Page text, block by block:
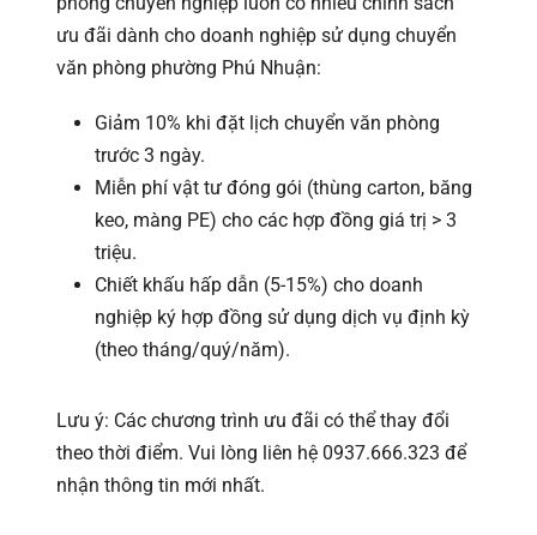
ưu đãi dành cho doanh nghiệp sử dụng chuyển
văn phòng phường Phú Nhuận:
Giảm 10% khi đặt lịch chuyển văn phòng
trước 3 ngày.
Miễn phí vật tư đóng gói (thùng carton, băng
keo, màng PE) cho các hợp đồng giá trị > 3
triệu.
Chiết khấu hấp dẫn (5-15%) cho doanh
nghiệp ký hợp đồng sử dụng dịch vụ định kỳ
(theo tháng/quý/năm).
Lưu ý: Các chương trình ưu đãi có thể thay đổi
theo thời điểm. Vui lòng liên hệ 0937.666.323 để
nhận thông tin mới nhất.